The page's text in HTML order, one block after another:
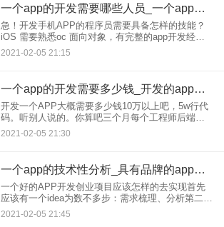
一个app的开发需要哪些人员_一个app开发需要几个程序员
急！开发手机APP的程序员需要具备怎样的技能？
iOS 需要熟悉oc 面向对象，有完整的app开发经
验，了解第三方接入协议，熟练掌握ios的框架，开
发环境，以及sdk的应用， 建议招收两年工作的经验
2021-02-05 21:15
一个app的开发需要多少钱_开发的app需要维护吗
开发一个APP大概需要多少钱10万以上吧，5w行代
码。听别人说的。你算吧三个月每个工程师后端的
iosor安卓，一个人15k，2个人3w。之后测试申请上
线。看你能扛多长时间了。开发一个app需要多少
2021-02-05 21:30
一个app的技术性分析_具有品牌的app开发
一个好的APP开发创业项目应该怎样的去实现首先
应该有一个idea为数不多步：需求梳理、分析第二
步：UI设计第四步：项目经理&技术负责人对接需求
第五步：技术方案 & 架构设计第六步：项目排期 &
2021-02-05 21:45